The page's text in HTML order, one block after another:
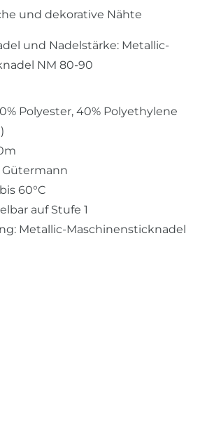
und dekorative Nähte
und Nadelstärke: Metallic-
NM 80-90
Polyester, 40% Polyethylene
Gütermann
60°C
auf Stufe 1
Metallic-Maschinensticknadel